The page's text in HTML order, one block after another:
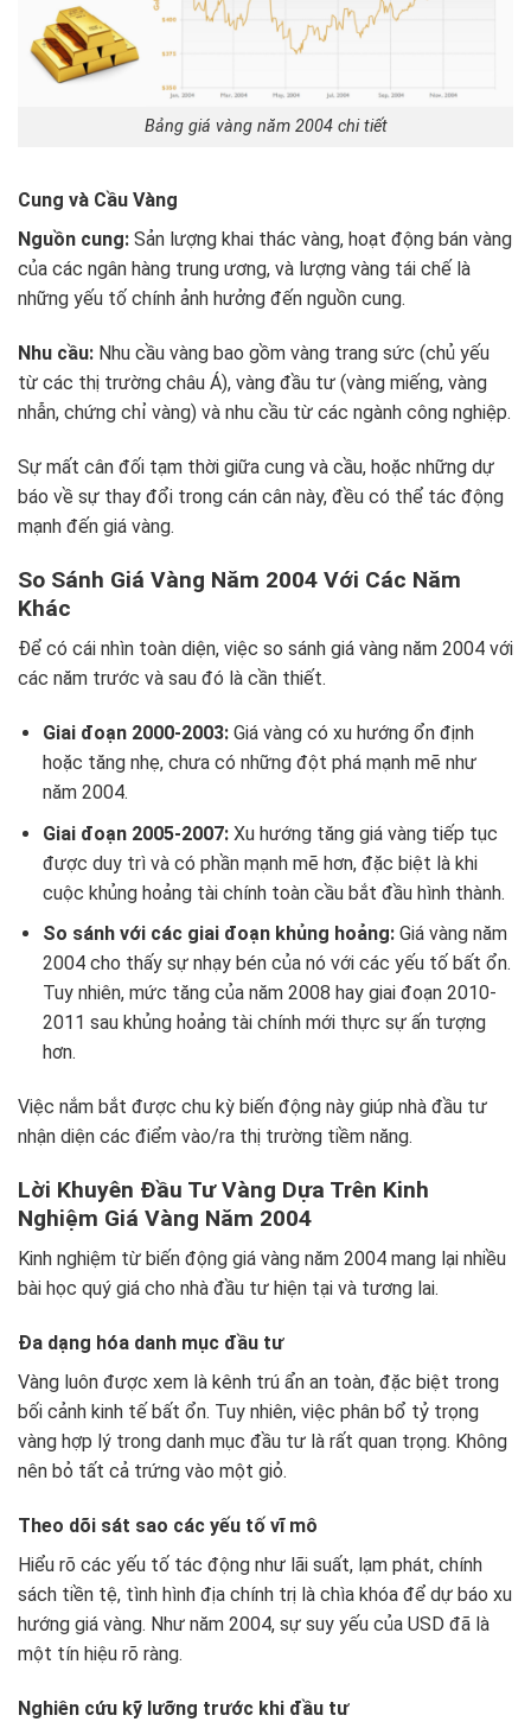
Bảng giá vàng năm 2004 chi tiết
Cung và Cầu Vàng
Nguồn cung: Sản lượng khai thác vàng, hoạt động bán vàng
của các ngân hàng trung ương, và lượng vàng tái chế là
những yếu tố chính ảnh hưởng đến nguồn cung.
Nhu cầu: Nhu cầu vàng bao gồm vàng trang sức (chủ yếu
từ các thị trường châu Á), vàng đầu tư (vàng miếng, vàng
nhẫn, chứng chỉ vàng) và nhu cầu từ các ngành công nghiệp.
Sự mất cân đối tạm thời giữa cung và cầu, hoặc những dự
báo về sự thay đổi trong cán cân này, đều có thể tác động
mạnh đến giá vàng.
So Sánh Giá Vàng Năm 2004 Với Các Năm
Khác
Để có cái nhìn toàn diện, việc so sánh giá vàng năm 2004 với
các năm trước và sau đó là cần thiết.
Giai đoạn 2000-2003:Giá vàng có xu hướng ổn định
hoặc tăng nhẹ, chưa có những đột phá mạnh mẽ như
năm 2004.
Giai đoạn 2005-2007:Xu hướng tăng giá vàng tiếp tục
được duy trì và có phần mạnh mẽ hơn, đặc biệt là khi
cuộc khủng hoảng tài chính toàn cầu bắt đầu hình thành.
So sánh với các giai đoạn khủng hoảng:Giá vàng năm
2004 cho thấy sự nhạy bén của nó với các yếu tố bất ổn.
Tuy nhiên, mức tăng của năm 2008 hay giai đoạn 2010-
2011 sau khủng hoảng tài chính mới thực sự ấn tượng
hơn.
Việc nắm bắt được chu kỳ biến động này giúp nhà đầu tư
nhận diện các điểm vào/ra thị trường tiềm năng.
Lời Khuyên Đầu Tư Vàng Dựa Trên Kinh
Nghiệm Giá Vàng Năm 2004
Kinh nghiệm từ biến động giá vàng năm 2004 mang lại nhiều
bài học quý giá cho nhà đầu tư hiện tại và tương lai.
Đa dạng hóa danh mục đầu tư
Vàng luôn được xem là kênh trú ẩn an toàn, đặc biệt trong
bối cảnh kinh tế bất ổn. Tuy nhiên, việc phân bổ tỷ trọng
vàng hợp lý trong danh mục đầu tư là rất quan trọng. Không
nên bỏ tất cả trứng vào một giỏ.
Theo dõi sát sao các yếu tố vĩ mô
Hiểu rõ các yếu tố tác động như lãi suất, lạm phát, chính
sách tiền tệ, tình hình địa chính trị là chìa khóa để dự báo xu
hướng giá vàng. Như năm 2004, sự suy yếu của USD đã là
một tín hiệu rõ ràng.
Nghiên cứu kỹ lưỡng trước khi đầu tư